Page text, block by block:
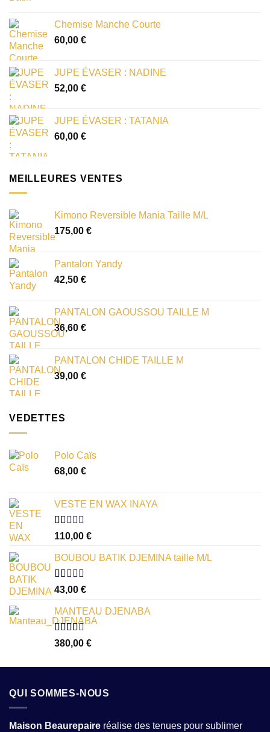
Chemise Manche Courte
60,00 €
JUPE ÉVASER : NADINE
52,00 €
JUPE ÉVASER : TATANIA
60,00 €
MEILLEURES VENTES
Kimono Reversible Mania Taille M/L
175,00 €
Pantalon Yandy
42,50 €
PANTALON GAOUSSOU TAILLE M
36,60 €
PANTALON CHIDE TAILLE M
39,00 €
VEDETTES
Polo Caïs
68,00 €
VESTE EN WAX INAYA
Note
sur
5
110,00 €
BOUBOU BATIK DJEMINA taille M/L
Note
1.00
sur
5
43,00 €
MANTEAU DJENABA
Note
380,00 €
QUI SOMMES-NOUS
Maison Beaurepaire réalise des tenues pour sublimer